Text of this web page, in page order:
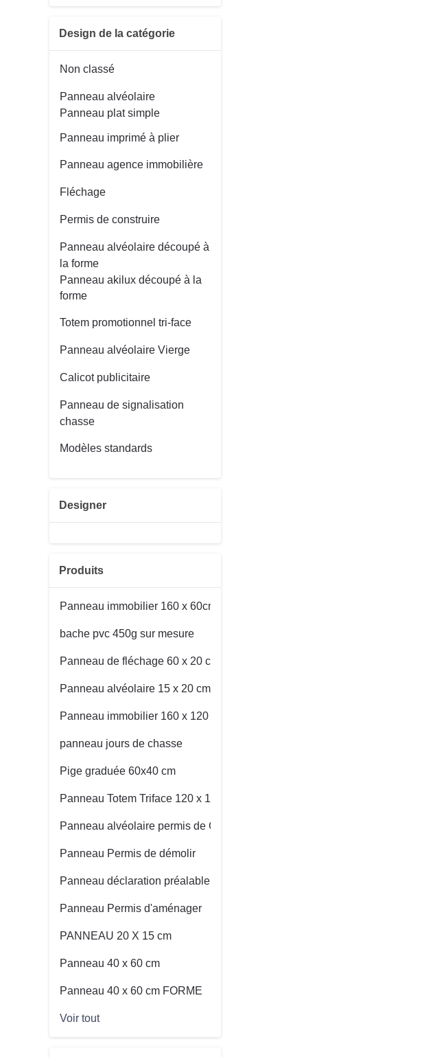
Design de la catégorie
Non classé
Panneau alvéolaire
Panneau plat simple
Panneau imprimé à plier
Panneau agence immobilière
Fléchage
Permis de construire
Panneau alvéolaire découpé à
la forme
Panneau akilux découpé à la
forme
Totem promotionnel tri-face
Panneau alvéolaire Vierge
Calicot publicitaire
Panneau de signalisation
chasse
Modèles standards
Designer
Produits
Panneau immobilier 160 x 60cm
bache pvc 450g sur mesure
Panneau de fléchage 60 x 20 cm
Panneau alvéolaire 15 x 20 cm
Panneau immobilier 160 x 120 cm
panneau jours de chasse
Pige graduée 60x40 cm
Panneau Totem Triface 120 x 160 cm
Panneau alvéolaire permis de Construire
Panneau Permis de démolir
Panneau déclaration préalable
Panneau Permis d'aménager
PANNEAU 20 X 15 cm
Panneau 40 x 60 cm
Panneau 40 x 60 cm FORME
Voir tout